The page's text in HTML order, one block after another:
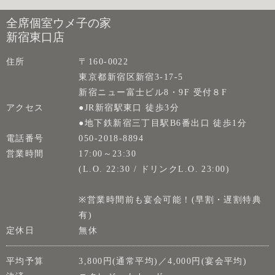
全席個室ウメ子の家
新宿東口店
住所
〒160-0022
東京都新宿区新宿3-17-5
新宿ニュー富士ビル8・9F 受付８F
アクセス
●JR新宿駅東口 徒歩3分
●地下鉄新宿三丁目駅B6番出口 徒歩1分
電話番号
050-2018-8894
営業時間
17:00～23:30
(L.O. 22:30 / ドリンクL.O. 23:00)
※営業時間前も宴会可能！(早割・遅割特典
有)
定休日
無休
平均予算
3,800円(通常平均)／4,000円(宴会平均)